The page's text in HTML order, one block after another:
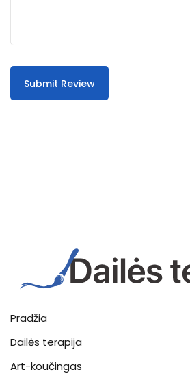
Submit Review
Pradžia
Dailės terapija
Art-koučingas